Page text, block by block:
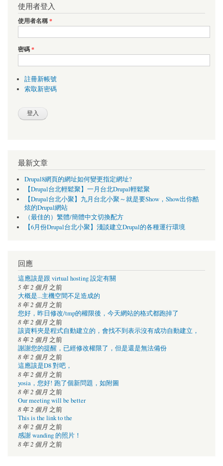
使用者登入
使用者名稱*
密碼*
註冊新帳號
索取新密碼
最新文章
Drupal8網頁的網址如何變更指定網址?
【Drupal台北輕鬆聚】一月台北Drupal輕鬆聚
【Drupal台北小聚】九月台北小聚～就是要Show，Show出你酷
炫的Drupal網站
（最佳的）繁體/簡體中文切換配方
【6月份Drupal台北小聚】淺談建立Drupal的各種運行環境
回應
這應該是跟 virtual hosting 設定有關
5 年 2 個月 之前
大概是...主機空間不足造成的
8 年 2 個月 之前
您好，昨日修改/tmp的權限後，今天網站的格式都跑掉了
8 年 2 個月 之前
該資料夾是程式自動建立的，會找不到表示沒有成功自動建立，
8 年 2 個月 之前
謝謝您的提醒，已經修改權限了，但是還是無法備份
8 年 2 個月 之前
這應該是D8 對吧，
8 年 2 個月 之前
yosia，您好! 跑了個新問題，如附圖
8 年 2 個月 之前
Our meeting will be better
8 年 2 個月 之前
This is the link to the
8 年 2 個月 之前
感謝 wanding 的照片！
8 年 2 個月 之前